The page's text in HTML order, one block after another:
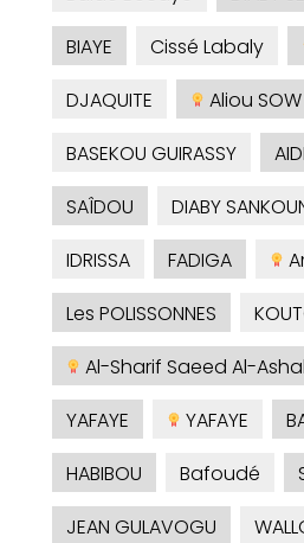
BIAYE
Cissé Labaly
DJAQUITE
Aliou SOW
BASEKOU GUIRASSY
SAÎDOU
DIABY
IDRISSA
FADIGA
Les POLISSONNES
Al-Sharif Saeed Al-
YAFAYE
YAFAYE
HABIBOU
Bafoudé
JEAN GULAVOGU